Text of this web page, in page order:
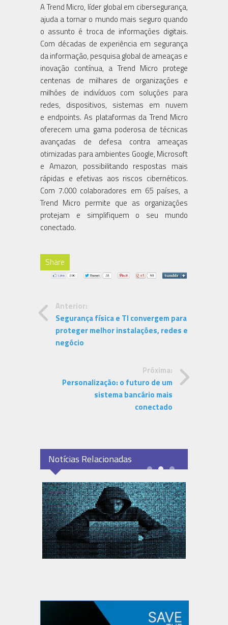
A Trend Micro, líder global em cibersegurança,
ajuda a tornar o mundo mais seguro quando
o assunto é troca de informações digitais.
Com décadas de experiência em segurança
da informação, pesquisa global de ameaças e
inovação contínua, a Trend Micro protege
centenas de milhares de organizações e
milhões de indivíduos com soluções para
redes, dispositivos, sistemas em nuvem
e endpoints. As plataformas da Trend Micro
oferecem uma gama poderosa de técnicas
avançadas de defesa contra ameaças
otimizadas para ambientes Google, Microsoft
e Amazon, possibilitando respostas mais
rápidas e efetivas aos riscos cibernéticos.
Com 7.000 colaboradores em 65 países, a
Trend Micro permite que as organizações
protejam e simplifiquem o seu mundo
conectado.
Share
Anterior:
Segurança física e TI convergem para
proteger melhor instalações, redes e
negócio
Próxima:
Personalização: o futuro de um
sistema bancário mais
conectado
Notícias Relacionadas